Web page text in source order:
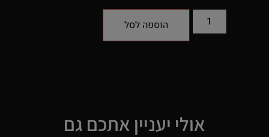
הוספה לסל
אולי יעניין אתכם גם